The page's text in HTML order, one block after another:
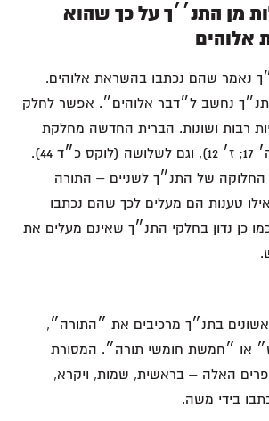
מן התנ׳׳ך על כך שהוא
אלוהים
נאמר שהם נכתבו בהשראת אלוהים.
נחשב ל״דבר אלוהים״. אפשר לחלק
רבות ושונות. הברית החדשה מחלקת
אותו לשניים (מתי ה׳ 17; ז׳ 12), וגם לשלושה (לוקס כ״ד 44).
של התנ״ך לשניים – התורה
טענות הם מעלים לכך שהם נכתבו
כן נדון בחלקי התנ״ך שאינם מעלים את
בתנ״ך מרכיבים את ״התורה״,
או ״חמשת חומשי תורה״. המסורת
האלה – בראשית, שמות, ויקרא,
בידי משה.